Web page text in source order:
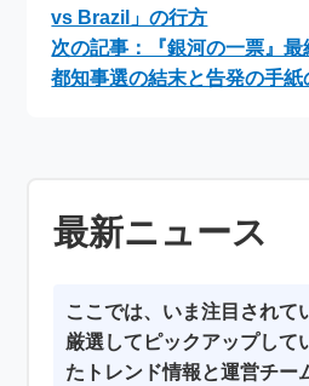
vs Brazil」の行方
次の記事：『銀河の一票』最
都知事選の結末と告発の手紙
最新ニュース
ここでは、いま注目されて
厳選してピックアップして
たトレンド情報と運営チー